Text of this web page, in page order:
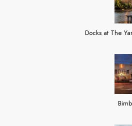
Docks at The